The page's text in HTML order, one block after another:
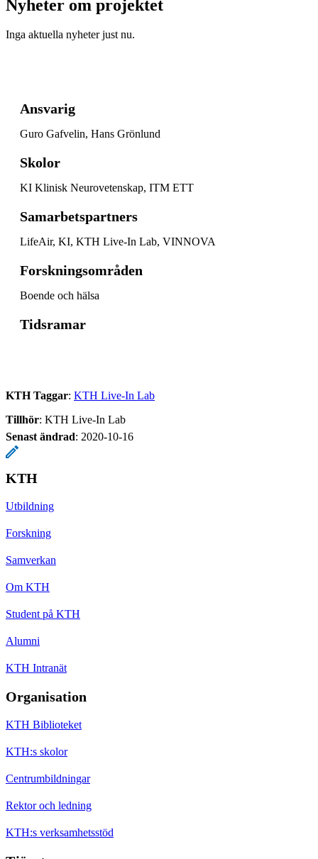
Nyheter om projektet
Inga aktuella nyheter just nu.
Ansvarig
Guro Gafvelin, Hans Grönlund
Skolor
KI Klinisk Neurovetenskap, ITM ETT
Samarbetspartners
LifeAir, KI, KTH Live-In Lab, VINNOVA
Forskningsområden
Boende och hälsa
Tidsramar
KTH Taggar: KTH Live-In Lab
Tillhör: KTH Live-In Lab
Senast ändrad: 2020-10-16
KTH
Utbildning
Forskning
Samverkan
Om KTH
Student på KTH
Alumni
KTH Intranät
Organisation
KTH Biblioteket
KTH:s skolor
Centrumbildningar
Rektor och ledning
KTH:s verksamhetsstöd